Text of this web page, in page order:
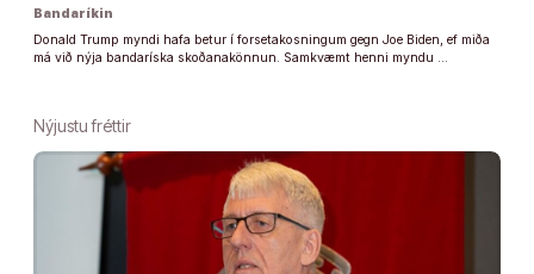
Bandaríkin
Donald Trump myndi hafa betur í forsetakosningum gegn Joe Biden, ef miða
má við nýja bandaríska skoðanakönnun. Samkvæmt henni myndu …
Nýjustu fréttir